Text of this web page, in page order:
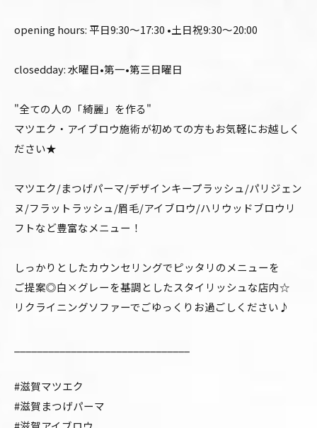
opening hours: 平日9:30〜17:30 •土日祝9:30〜20:00
closedday: 水曜日•第一•第三日曜日
"全ての人の「綺麗」を作る"
マツエク・アイブロウ施術が初めての方もお気軽にお越しく
ださい★
マツエク/まつげパーマ/デザインキープラッシュ/パリジェン
ヌ/フラットラッシュ/眉毛/アイブロウ/ハリウッドブロウリ
フトなど豊富なメニュー！
しっかりとしたカウンセリングでピッタリのメニューを
ご提案◎白×グレーを基調としたスタイリッシュな店内☆
リクライニングソファーでごゆっくりお過ごしください♪
#滋賀マツエク
#滋賀まつげパーマ